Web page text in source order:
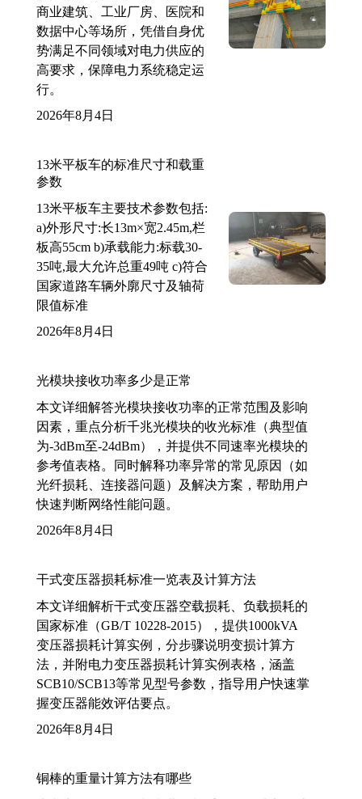
商业建筑、工业厂房、医院和
数据中心等场所，凭借自身优
势满足不同领域对电力供应的
高要求，保障电力系统稳定运
行。
2026年8月4日
13米平板车的标准尺寸和载重
参数
13米平板车主要技术参数包括:
a)外形尺寸:长13m×宽2.45m,栏
板高55cm b)承载能力:标载30-
35吨,最大允许总重49吨 c)符合
国家道路车辆外廓尺寸及轴荷
限值标准
2026年8月4日
光模块接收功率多少是正常
本文详细解答光模块接收功率的正常范围及影响
因素，重点分析千兆光模块的收光标准（典型值
为-3dBm至-24dBm），并提供不同速率光模块的
参考值表格。同时解释功率异常的常见原因（如
光纤损耗、连接器问题）及解决方案，帮助用户
快速判断网络性能问题。
2026年8月4日
干式变压器损耗标准一览表及计算方法
本文详细解析干式变压器空载损耗、负载损耗的
国家标准（GB/T 10228-2015），提供1000kVA
变压器损耗计算实例，分步骤说明变损计算方
法，并附电力变压器损耗计算实例表格，涵盖
SCB10/SCB13等常见型号参数，指导用户快速掌
握变压器能效评估要点。
2026年8月4日
铜棒的重量计算方法有哪些